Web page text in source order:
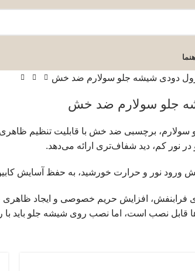
دودی شیشه جلو سولارم ضد خش
جلو سولارم ضد خش
برچسبی ضد خش با قابلیت تنظیم
در نور کم، دید شفاف‌تری ارائه می‌دهد.
ورود نور و حرارت خورشید، به حفظ آسایش
فرابنفش، افزایش حریم خصوصی و ایجاد
قابل نصب است، اما نصب روی شیشه جلو باید با